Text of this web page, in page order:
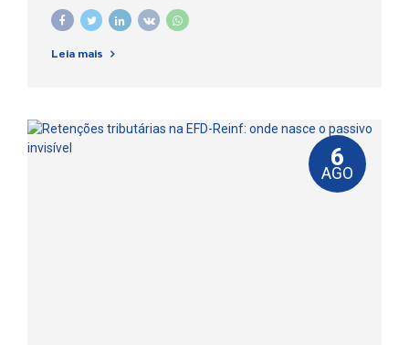
Leia mais
6
AGO